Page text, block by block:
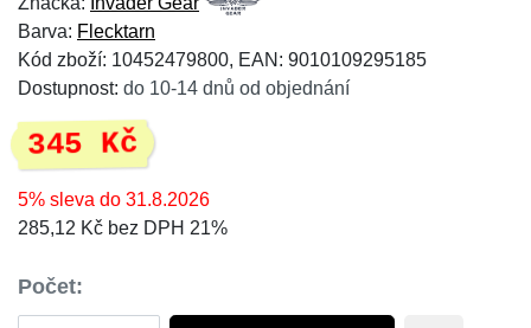
Barva: Flecktarn
Kód zboží: 10452479800, EAN: 9010109295185
Dostupnost: do 10-14 dnů od objednání
345 Kč
5% sleva do 31.8.2026
285,12 Kč bez DPH 21%
Počet: